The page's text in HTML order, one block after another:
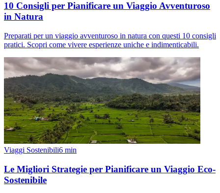
10 Consigli per Pianificare un Viaggio Avventuroso
in Natura
Preparati per un viaggio avventuroso in natura con questi 10 consigli
pratici. Scopri come vivere esperienze uniche e indimenticabili.
Viaggi Sostenibili6 min
Le Migliori Strategie per Pianificare un Viaggio Eco-
Sostenibile